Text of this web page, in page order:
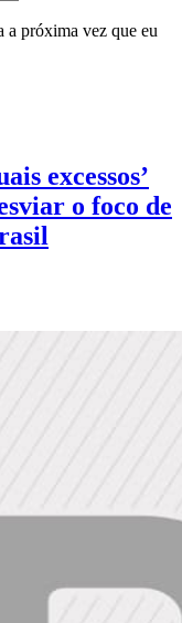
a próxima vez que eu
excessos’
o foco de